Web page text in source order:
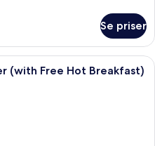
Se priser
Skrivebord, blendingsgardiner,
(with Free Hot Breakfast)